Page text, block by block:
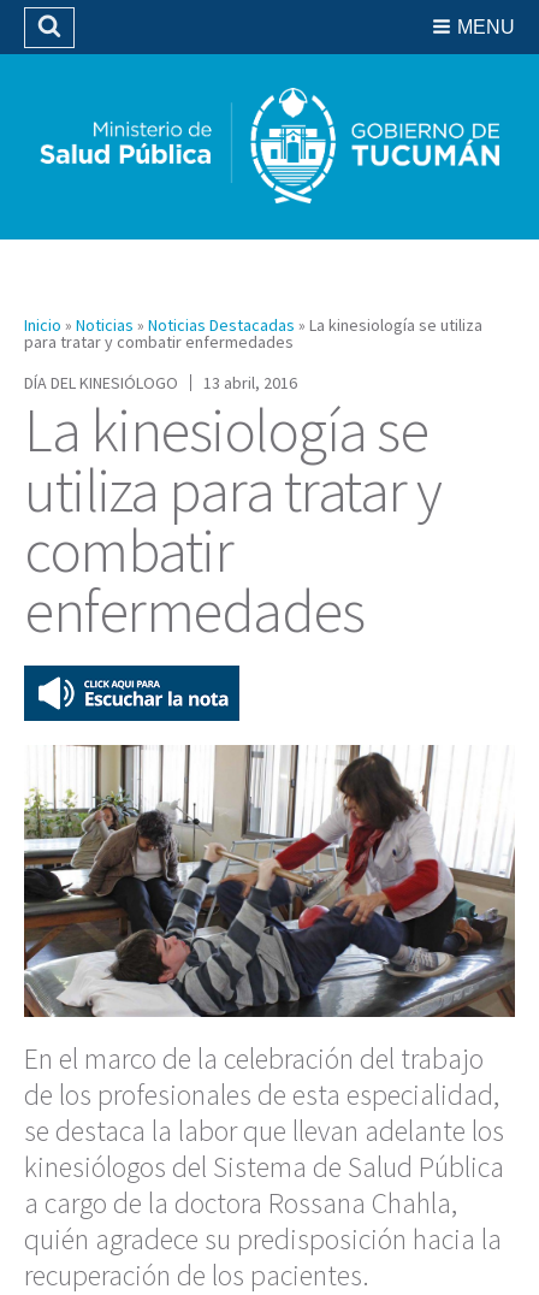
Biblioteca
MENU
Buscar
Inicio » Noticias » Noticias Destacadas » La kinesiología se utiliza
para tratar y combatir enfermedades
DÍA DEL KINESIÓLOGO
13 abril, 2016
La kinesiología se
utiliza para tratar y
combatir
enfermedades
En el marco de la celebración del trabajo
de los profesionales de esta especialidad,
se destaca la labor que llevan adelante los
kinesiólogos del Sistema de Salud Pública
a cargo de la doctora Rossana Chahla,
quién agradece su predisposición hacia la
recuperación de los pacientes.